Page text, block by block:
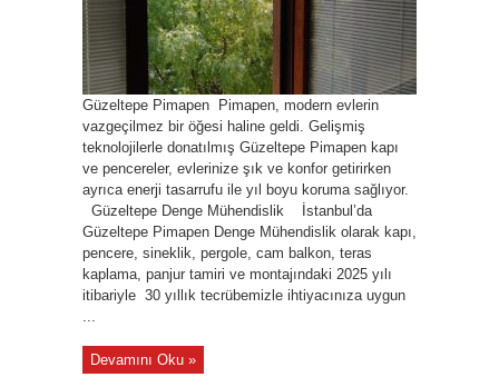
Güzeltepe Pimapen Pimapen, modern evlerin
vazgeçilmez bir öğesi haline geldi. Gelişmiş
teknolojilerle donatılmış Güzeltepe Pimapen kapı
ve pencereler, evlerinize şık ve konfor getirirken
ayrıca enerji tasarrufu ile yıl boyu koruma sağlıyor.
Güzeltepe Denge Mühendislik İstanbul’da
Güzeltepe Pimapen Denge Mühendislik olarak kapı,
pencere, sineklik, pergole, cam balkon, teras
kaplama, panjur tamiri ve montajındaki 2025 yılı
itibariyle 30 yıllık tecrübemizle ihtiyacınıza uygun
...
Devamını Oku »